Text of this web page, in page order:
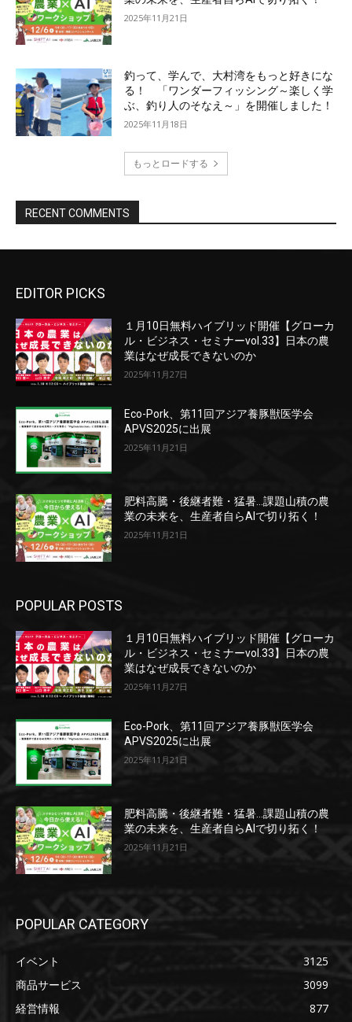
EDITOR PICKS
１月10日無料ハイブリッド開催【グローカ
ル・ビジネス・セミナーvol.33】日本の農
業はなぜ成長できないのか
2025年11月27日
Eco-Pork、第11回アジア養豚獣医学会
APVS2025に出展
2025年11月21日
肥料高騰・後継者難・猛暑…課題山積の農
業の未来を、生産者自らAIで切り拓く！
2025年11月21日
POPULAR POSTS
１月10日無料ハイブリッド開催【グローカ
ル・ビジネス・セミナーvol.33】日本の農
業はなぜ成長できないのか
2025年11月27日
Eco-Pork、第11回アジア養豚獣医学会
APVS2025に出展
2025年11月21日
肥料高騰・後継者難・猛暑…課題山積の農
業の未来を、生産者自らAIで切り拓く！
2025年11月21日
POPULAR CATEGORY
イベント
3125
商品サービス
3099
経営情報
877